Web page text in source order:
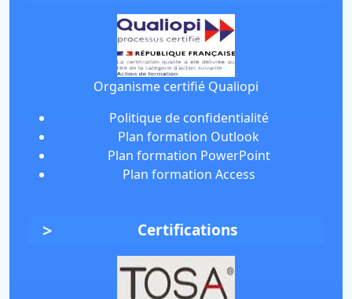
Organisme certifié Qualiopi
Politique de confidentialité
Plan formation Outlook
Plan formation PowerPoint
Plan formation Access
Certifications